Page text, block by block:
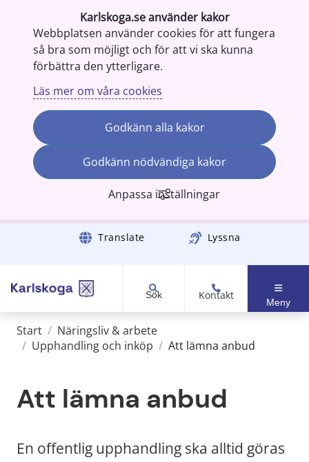
Karlskoga.se använder kakor
Webbplatsen använder cookies för att fungera
så bra som möjligt och för att vi ska kunna
förbättra den ytterligare.
Läs mer om våra cookies
Godkänn alla kakor
Godkänn nödvändiga kakor
Anpassa inställningar
Gå till innehåll Translate Lyssna
Sök Kontakt
Meny
Start / Näringsliv & arbete
/ Upphandling och inköp / Att lämna anbud
Att lämna anbud
En offentlig upphandling ska alltid göras